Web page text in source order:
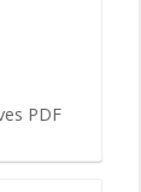
PDF